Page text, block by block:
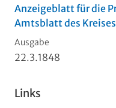
Anzeigeblatt für die
Amtsblatt des
Ausgabe
22.3.1848
Links